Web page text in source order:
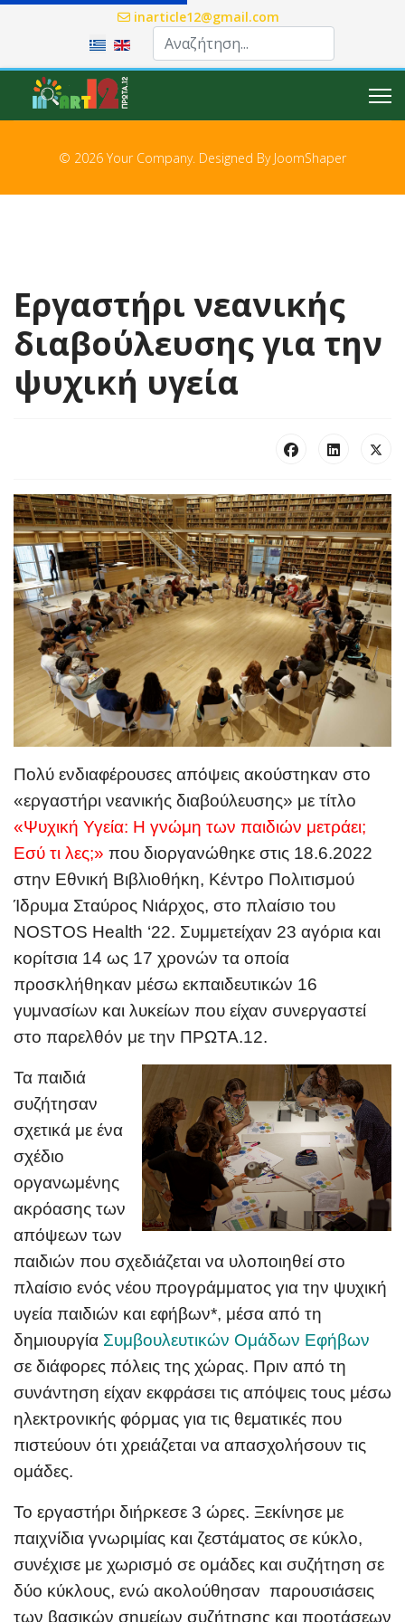
inarticle12@gmail.com
Επιλέξτε τη γλώσσα σας
© 2026 Your Company. Designed By JoomShaper
Εργαστήρι νεανικής
διαβούλευσης για την
ψυχική υγεία
Πολύ ενδιαφέρουσες απόψεις ακούστηκαν στο
«εργαστήρι νεανικής διαβούλευσης» με τίτλο
«Ψυχική Υγεία: Η γνώμη των παιδιών μετράει;
Εσύ τι λες;» που διοργανώθηκε στις 18.6.2022
στην Εθνική Βιβλιοθήκη, Κέντρο Πολιτισμού
Ίδρυμα Σταύρος Νιάρχος, στο πλαίσιο του
NOSTOS Health ‘22. Συμμετείχαν 23 αγόρια και
κορίτσια 14 ως 17 χρονών τα οποία
προσκλήθηκαν μέσω εκπαιδευτικών 16
γυμνασίων και λυκείων που είχαν συνεργαστεί
στο παρελθόν με την ΠΡΩΤΑ.12.
Τα παιδιά
συζήτησαν
σχετικά με ένα
σχέδιο
οργανωμένης
ακρόασης των
απόψεων των
παιδιών που σχεδιάζεται να υλοποιηθεί στο
πλαίσιο ενός νέου προγράμματος για την ψυχική
υγεία παιδιών και εφήβων*, μέσα από τη
δημιουργία Συμβουλευτικών Ομάδων Εφήβων
σε διάφορες πόλεις της χώρας. Πριν από τη
συνάντηση είχαν εκφράσει τις απόψεις τους μέσω
ηλεκτρονικής φόρμας για τις θεματικές που
πιστεύουν ότι χρειάζεται να απασχολήσουν τις
ομάδες.
Το εργαστήρι διήρκεσε 3 ώρες. Ξεκίνησε με
παιχνίδια γνωριμίας και ζεστάματος σε κύκλο,
συνέχισε με χωρισμό σε ομάδες και συζήτηση σε
δύο κύκλους, ενώ ακολούθησαν παρουσιάσεις
των βασικών σημείων συζήτησης και προτάσεων